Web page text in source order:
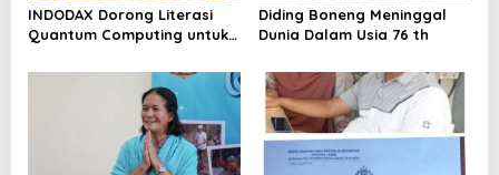
INDODAX Dorong Literasi
Quantum Computing untuk
Blockchain
Diding Boneng Meninggal
Dunia Dalam Usia 76 th